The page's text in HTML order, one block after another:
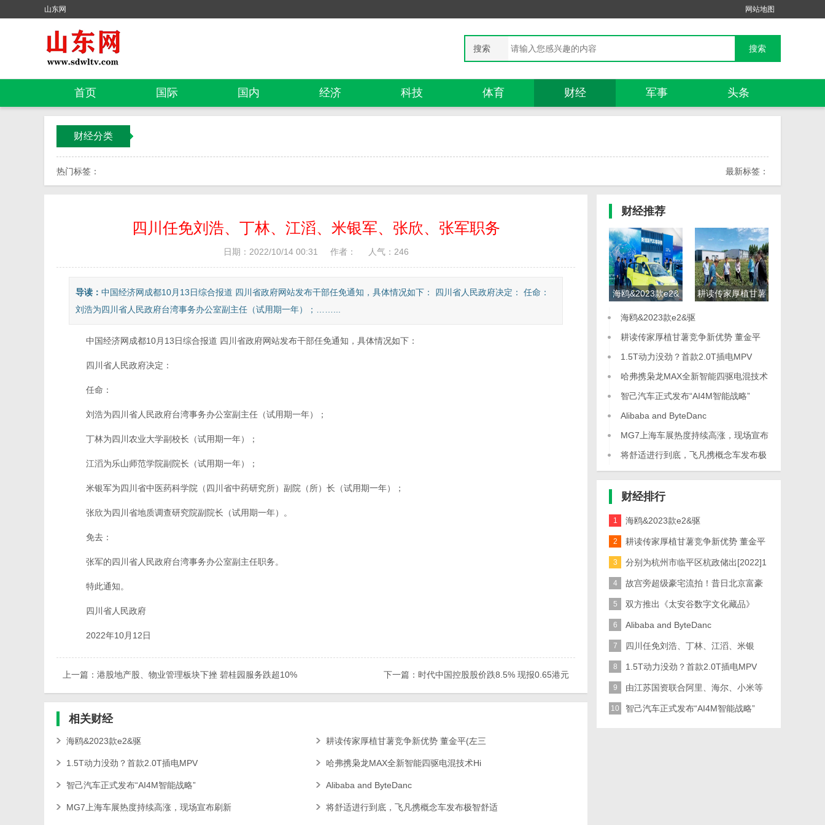
山东网 网站地图
搜索
首页 国际 国内 经济 科技 体育 财经 军事 头条
财经分类
热门标签： 最新标签：
四川任免刘浩、丁林、江滔、米银军、张欣、张军职务
日期：2022/10/14 00:31 作者： 人气： 246
导读： 中国经济网成都10月13日综合报道 四川省政府网站发布干部任免通知，具体情况如下： 四川省人民政府决定： 任命：
刘浩为四川省人民政府台湾事务办公室副主任（试用期一年）；……...
中国经济网成都10月13日综合报道 四川省政府网站发布干部任免通知，具体情况如下：
四川省人民政府决定：
任命：
刘浩为四川省人民政府台湾事务办公室副主任（试用期一年）；
丁林为四川农业大学副校长（试用期一年）；
江滔为乐山师范学院副院长（试用期一年）；
米银军为四川省中医药科学院（四川省中药研究所）副院（所）长（试用期一年）；
张欣为四川省地质调查研究院副院长（试用期一年）。
免去：
张军的四川省人民政府台湾事务办公室副主任职务。
特此通知。
四川省人民政府
2022年10月12日
上一篇：港股地产股、物业管理板块下挫 碧桂园服务跌超10% 下一篇：时代中国控股股价跌8.5% 现报0.65港元
相关财经
海鸥&2023款e2&驱 耕读传家厚植甘薯竞争新优势 董金平(左三
1.5T动力没劲？首款2.0T插电MPV 哈弗携枭龙MAX全新智能四驱电混技术Hi
智己汽车正式发布“AI4M智能战略” Alibaba and ByteDanc
MG7上海车展热度持续高涨，现场宣布刷新 将舒适进行到底，飞凡携概念车发布极智舒适
财经推荐
海鸥&2023款e2&
耕读传家厚植甘薯
海鸥&2023款e2&驱
耕读传家厚植甘薯竞争新优势 董金平
(左三
1.5T动力没劲？首款2.0T插电MPV
哈弗携枭龙MAX全新智能四驱电混技术
Hi
智己汽车正式发布“AI4M智能战略”
Alibaba and ByteDanc
MG7上海车展热度持续高涨，现场宣布
刷新
将舒适进行到底，飞凡携概念车发布极
财经排行
1 海鸥&2023款e2&驱
2 耕读传家厚植甘薯竞争新优势 董金平
(左三
3 分别为杭州市临平区杭政储出[2022]1
4 故宫旁超级豪宅流拍！昔日北京富豪
负债累累
5 双方推出《太安谷数字文化藏品》
6 Alibaba and ByteDanc
7 四川任免刘浩、丁林、江滔、米银
军、张欣、
8 1.5T动力没劲？首款2.0T插电MPV
9 由江苏国资联合阿里、海尔、小米等
产业投资
10 智己汽车正式发布“AI4M智能战略”